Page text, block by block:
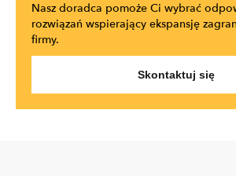
Nasz doradca pomoże Ci wybrać
rozwiązań wspierający ekspansję
firmy.
Skontaktuj się